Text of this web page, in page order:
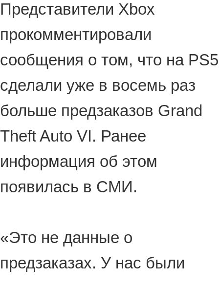
Представители Xbox
прокомментировали
сообщения о том, что на PS5
сделали уже в восемь раз
больше предзаказов Grand
Theft Auto VI. Ранее
информация об этом
появилась в СМИ.
«Это не данные о
предзаказах. У нас были